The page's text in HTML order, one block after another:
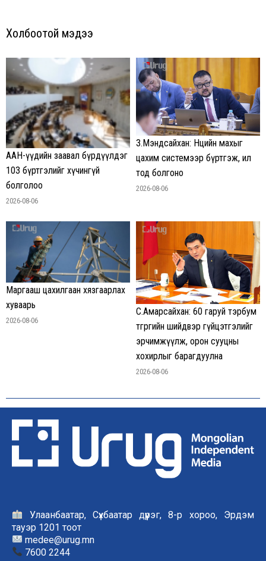
Холбоотой мэдээ
ААН-үүдийн заавал бүрдүүлдэг
103 бүртгэлийг хүчингүй
болголоо
2026-08-06
З.Мэндсайхан: Нөөцийн махыг
цахим системээр бүртгэж, ил
тод болгоно
2026-08-06
Маргааш цахилгаан хязгаарлах
хуваарь
2026-08-06
С.Амарсайхан: 60 гаруй тэрбум
төгрөгийн шийдвэр гүйцэтгэлийг
эрчимжүүлж, орон сууцны
хохирлыг барагдуулна
2026-08-06
Улаанбаатар, Сүхбаатар дүүрэг, 8-р хороо, Эрдэм
тауэр 1201 тоот
medee@urug.mn
7600 2244